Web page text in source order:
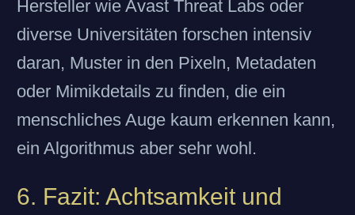
Hersteller wie Avast Threat Labs oder
diverse Universitäten forschen intensiv
daran, Muster in den Pixeln, Metadaten
oder Mimikdetails zu finden, die ein
menschliches Auge kaum erkennen kann,
ein Algorithmus aber sehr wohl.
6. Fazit: Achtsamkeit und